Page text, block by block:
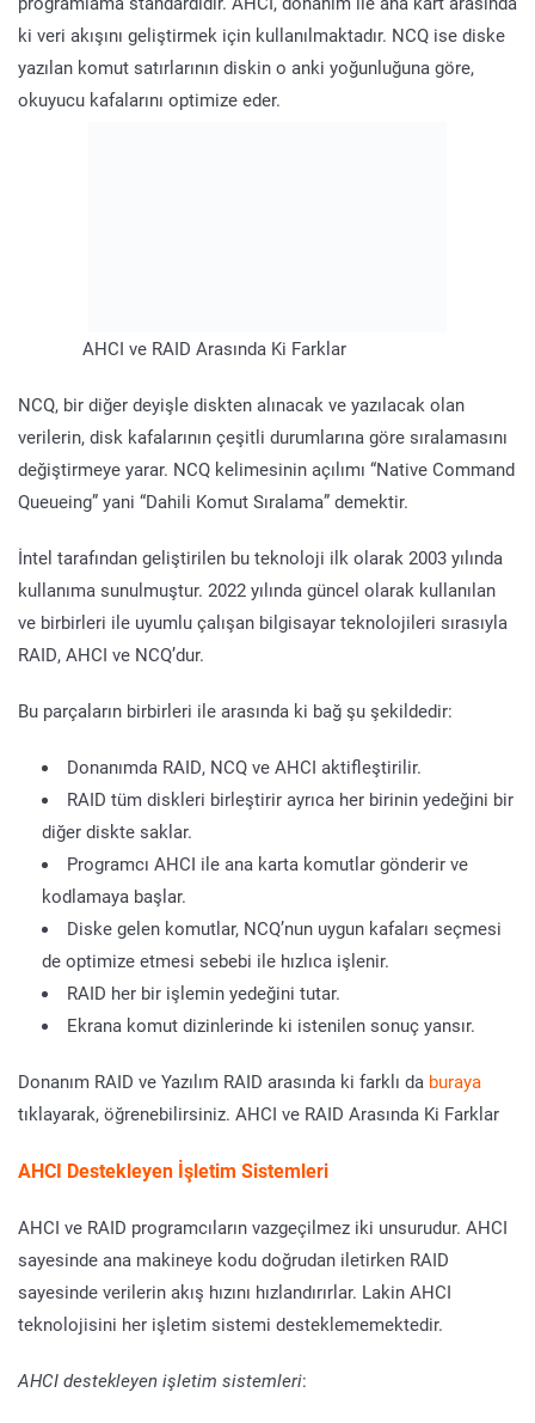
ki veri akışını geliştirmek için kullanılmaktadır. NCQ ise diske
yazılan komut satırlarının diskin o anki yoğunluğuna göre,
okuyucu kafalarını optimize eder.
AHCI ve RAID Arasında Ki Farklar
NCQ, bir diğer deyişle diskten alınacak ve yazılacak olan
verilerin, disk kafalarının çeşitli durumlarına göre sıralamasını
değiştirmeye yarar. NCQ kelimesinin açılımı “Native Command
Queueing” yani “Dahili Komut Sıralama” demektir.
İntel tarafından geliştirilen bu teknoloji ilk olarak 2003 yılında
kullanıma sunulmuştur. 2022 yılında güncel olarak kullanılan
ve birbirleri ile uyumlu çalışan bilgisayar teknolojileri sırasıyla
RAID, AHCI ve NCQ’dur.
Bu parçaların birbirleri ile arasında ki bağ şu şekildedir:
Donanımda RAID, NCQ ve AHCI aktifleştirilir.
RAID tüm diskleri birleştirir ayrıca her birinin yedeğini bir
diğer diskte saklar.
Programcı AHCI ile ana karta komutlar gönderir ve
kodlamaya başlar.
Diske gelen komutlar, NCQ’nun uygun kafaları seçmesi
de optimize etmesi sebebi ile hızlıca işlenir.
RAID her bir işlemin yedeğini tutar.
Ekrana komut dizinlerinde ki istenilen sonuç yansır.
Donanım RAID ve Yazılım RAID arasında ki farklı da buraya
tıklayarak, öğrenebilirsiniz. AHCI ve RAID Arasında Ki Farklar
AHCI Destekleyen İşletim Sistemleri
AHCI ve RAID programcıların vazgeçilmez iki unsurudur. AHCI
sayesinde ana makineye kodu doğrudan iletirken RAID
sayesinde verilerin akış hızını hızlandırırlar. Lakin AHCI
teknolojisini her işletim sistemi desteklememektedir.
AHCI destekleyen işletim sistemleri: